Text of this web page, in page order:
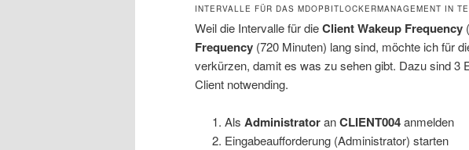
INTERVALLE FÜR DAS MDOPBITLOCKERMANAGEMENT IN
Weil die Intervalle für dieClient Wakeup Frequency
Frequency (720 Minuten) lang sind, möchte ich für
verkürzen, damit es was zu sehen gibt. Dazu sind 3
Client notwending.
Als AdministratoranCLIENT004anmelden
Eingabeaufforderung (Administrator) starten